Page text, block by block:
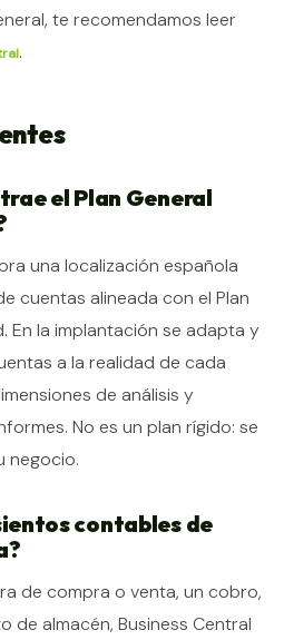
te recomendamos leer
.
el Plan General
una localización española
cuentas alineada con el Plan
En la implantación se adapta y
a la realidad de cada
de análisis y
No es un plan rígido: se
negocio.
contables de
de compra o venta, un cobro,
de almacén, Business Central